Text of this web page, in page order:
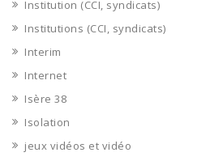
Institution (CCI, syndicats)
Institutions (CCI, syndicats)
Interim
Internet
Isère 38
Isolation
jeux vidéos et vidéo